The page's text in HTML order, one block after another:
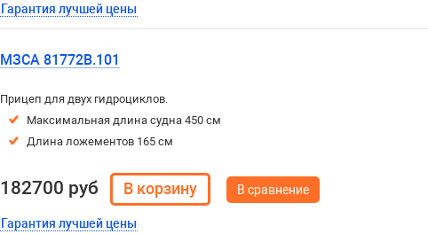
Гарантия лучшей цены
МЗСА 81772B.101
Прицеп для двух гидроциклов.
Максимальная длина судна 450 см
Длина ложементов 165 см
182700 руб
Гарантия лучшей цены
В сравнение